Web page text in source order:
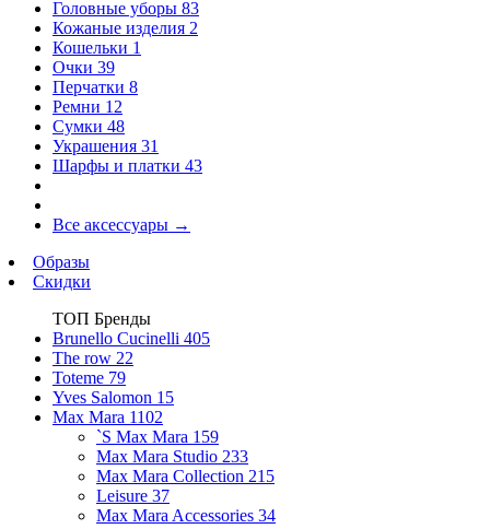
Головные уборы 83
Кожаные изделия 2
Кошельки 1
Очки 39
Перчатки 8
Ремни 12
Сумки 48
Украшения 31
Шарфы и платки 43
Все аксессуары →
Образы
Скидки
ТОП Бренды
Brunello Cucinelli 405
The row 22
Toteme 79
Yves Salomon 15
Max Mara 1102
`S Max Mara 159
Max Mara Studio 233
Max Mara Collection 215
Leisure 37
Max Mara Accessories 34